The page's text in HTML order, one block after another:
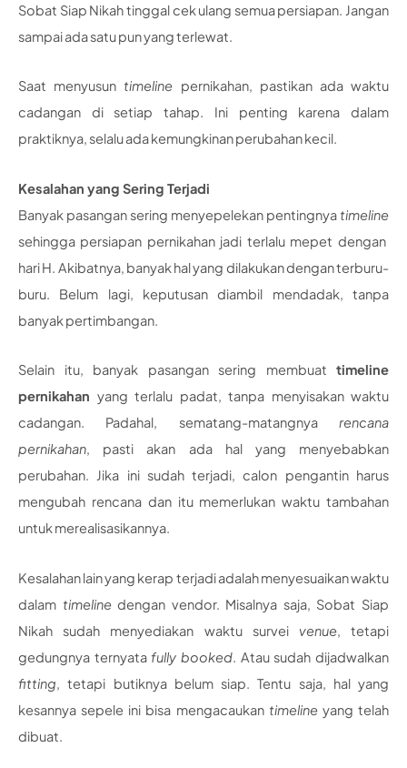
Sobat Siap Nikah tinggal cek ulang semua persiapan. Jangan
sampai ada satu pun yang terlewat.
Saat menyusun timeline pernikahan, pastikan ada waktu
cadangan di setiap tahap. Ini penting karena dalam
praktiknya, selalu ada kemungkinan perubahan kecil.
Kesalahan yang Sering Terjadi
Banyak pasangan sering menyepelekan pentingnya timeline
sehingga persiapan pernikahan jadi terlalu mepet dengan
hari H. Akibatnya, banyak hal yang dilakukan dengan terburu-
buru. Belum lagi, keputusan diambil mendadak, tanpa
banyak pertimbangan.
Selain itu, banyak pasangan sering membuat timeline
pernikahan yang terlalu padat, tanpa menyisakan waktu
cadangan. Padahal, sematang-matangnya rencana
pernikahan, pasti akan ada hal yang menyebabkan
perubahan. Jika ini sudah terjadi, calon pengantin harus
mengubah rencana dan itu memerlukan waktu tambahan
untuk merealisasikannya.
Kesalahan lain yang kerap terjadi adalah menyesuaikan waktu
dalam timelinedengan vendor. Misalnya saja, Sobat Siap
Nikah sudah menyediakan waktu survei venue, tetapi
gedungnya ternyata fully booked. Atau sudah dijadwalkan
fitting, tetapi butiknya belum siap. Tentu saja, hal yang
kesannya sepele ini bisa mengacaukan timelineyang telah
dibuat.